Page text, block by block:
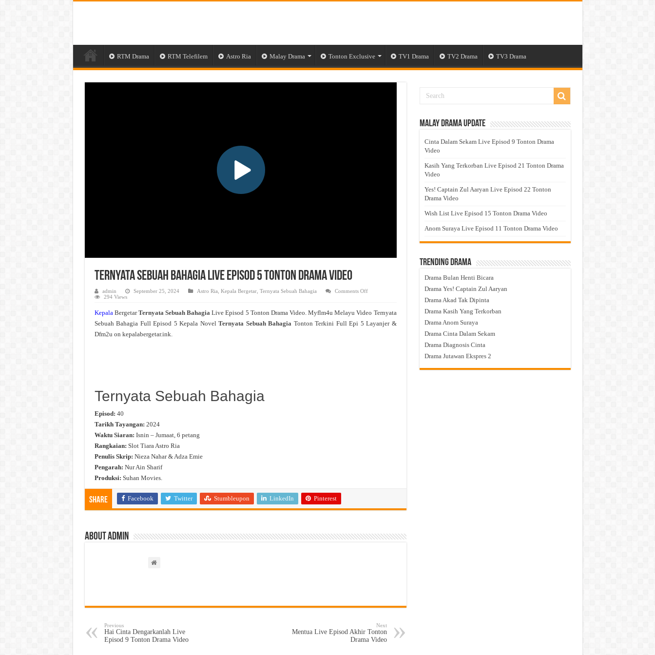
RTM Drama RTM Telefilem Astro Ria Malay Drama Tonton Exclusive TV1 Drama TV2 Drama TV3 Drama
Ternyata Sebuah Bahagia Live Episod 5 Tonton Drama Video
admin September 25, 2024 Astro Ria Kepala Bergetar, Ternyata Sebuah Bahagia Comments Offon
Live
5
294 Views
KepalaBergetarTernyata Sebuah BahagiaLive Episod 5 Tonton Drama Video. Myflm4u Melayu Video Ternyata
Sebuah Bahagia Full Episod 5 Kepala NovelTernyata Sebuah Bahagia Tonton Terkini Full Epi 5 Layanjer &
Dfm2u on kepalabergetar.ink.
Ternyata Sebuah Bahagia
Episod: 40
Tarikh Tayangan: 2024
Waktu Siaran: Isnin – Jumaat, 6 petang
Rangkaian: Slot Tiara Astro Ria
Penulis Skrip: Nieza Nahar & Adza Emie
Pengarah: Nur Ain Sharif
Produksi: Suhan Movies.
Share Facebook Twitter Stumbleupon LinkedIn Pinterest
About admin
Previous
Hai Cinta Dengarkanlah Live
Episod 9 Tonton Drama Video
Next
Mentua Live Episod Akhir Tonton
Drama Video
Malay Drama Update
Cinta Dalam Sekam Live Episod 9 Tonton Drama
Video
Kasih Yang Terkorban Live Episod 21 Tonton Drama
Video
Yes! Captain Zul Aaryan Live Episod 22 Tonton
Drama Video
Wish List Live Episod 15 Tonton Drama Video
Anom Suraya Live Episod 11 Tonton Drama Video
Trending Drama
Drama Bulan Henti Bicara
Drama Yes! Captain Zul Aaryan
Drama Akad Tak Dipinta
Drama Kasih Yang Terkorban
Drama Anom Suraya
Drama Cinta Dalam Sekam
Drama Diagnosis Cinta
Drama Jutawan Ekspres 2